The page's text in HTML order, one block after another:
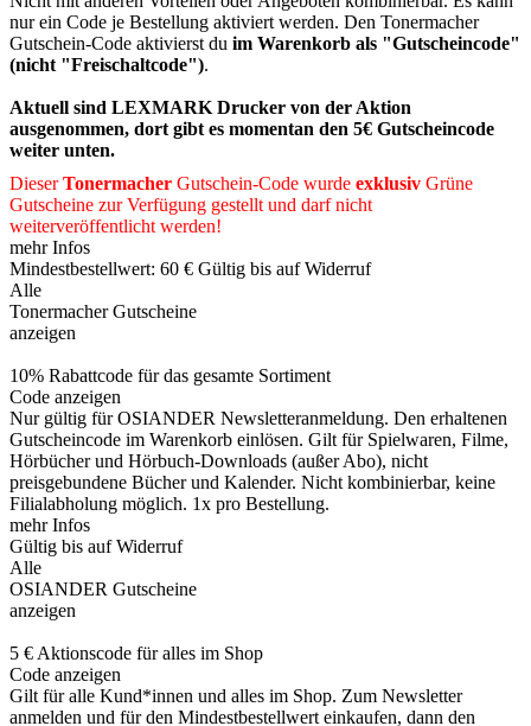
nur ein Code je Bestellung aktiviert werden. Den Tonermacher
Gutschein-Code aktivierst du im Warenkorb als "Gutscheincode"
(nicht "Freischaltcode").
Aktuell sind LEXMARK Drucker von der Aktion
ausgenommen, dort gibt es momentan den 5€ Gutscheincode
weiter unten.
DieserTonermacher Gutschein-Code wurde exklusiv Grüne
Gutscheine zur Verfügung gestellt und darf nicht
weiterveröffentlicht werden!
mehr Infos
Mindestbestellwert: 60 € Gültig bis auf Widerruf
Alle
Tonermacher Gutscheine
anzeigen
10% Rabattcode für das gesamte Sortiment
Code anzeigen
Nur gültig für OSIANDER Newsletteranmeldung. Den erhaltenen
Gutscheincode im Warenkorb einlösen. Gilt für Spielwaren, Filme,
Hörbücher und Hörbuch-Downloads (außer Abo), nicht
preisgebundene Bücher und Kalender. Nicht kombinierbar, keine
Filialabholung möglich. 1x pro Bestellung.
mehr Infos
Gültig bis auf Widerruf
Alle
OSIANDER Gutscheine
anzeigen
5 € Aktionscode für alles im Shop
Code anzeigen
Gilt für alle Kund*innen und alles im Shop. Zum Newsletter
anmelden und für den Mindestbestellwert einkaufen, dann den